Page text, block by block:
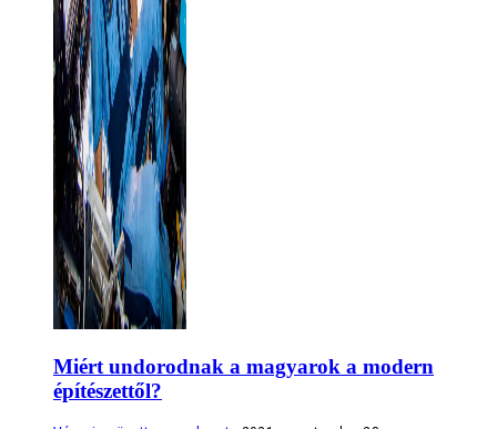
Miért undorodnak a magyarok a modern
építészettől?